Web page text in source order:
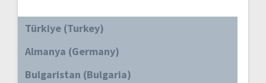
Türkiye (Turkey)
Almanya (Germany)
Bulgaristan (Bulgaria)